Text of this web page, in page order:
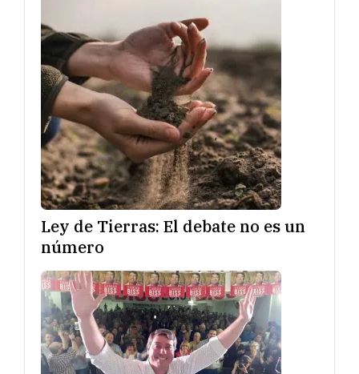
Ley de Tierras: El debate no es un
número